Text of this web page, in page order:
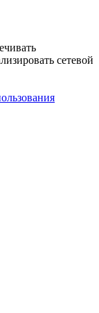
сетевой